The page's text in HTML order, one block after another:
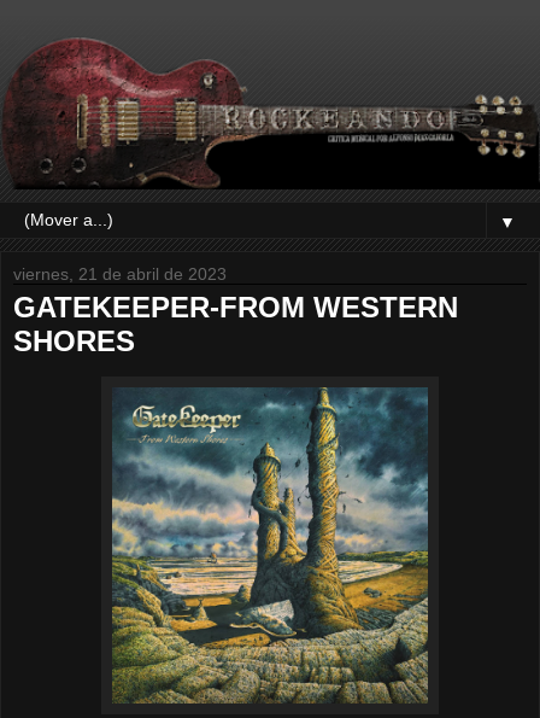
▼
viernes, 21 de abril de 2023
GATEKEEPER-FROM WESTERN
SHORES